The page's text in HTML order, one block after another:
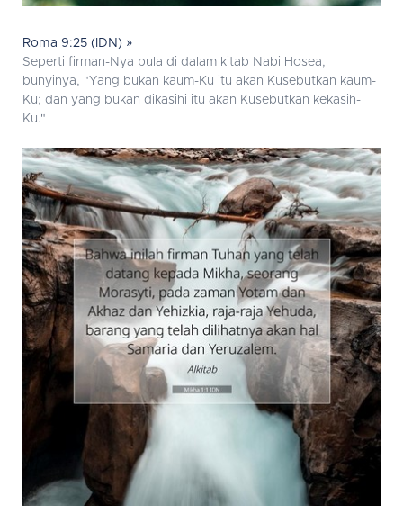
Roma 9:25 (IDN) »
Seperti firman-Nya pula di dalam kitab Nabi Hosea,
bunyinya, "Yang bukan kaum-Ku itu akan Kusebutkan kaum-
Ku; dan yang bukan dikasihi itu akan Kusebutkan kekasih-
Ku."